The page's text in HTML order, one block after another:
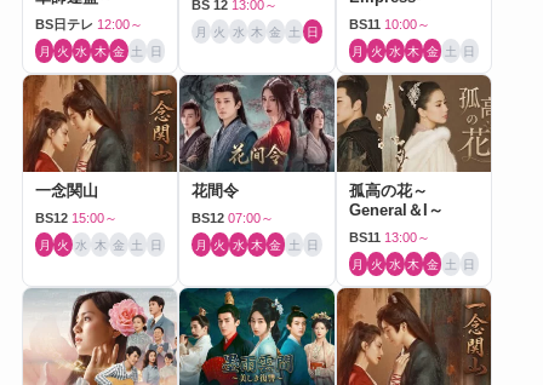
BS日テレ 12:00～
月 火 水 木 金 土 日
BS 12 13:00～
月 火 水 木 金 土 日 BS11 10:00～
月 火 水 木 金 土 日
一念関山
BS12 15:00～
月 火 水 木 金 土 日
花間令
BS12 07:00～
月 火 水 木 金 土 日
孤高の花～
General＆I～
BS11 13:00～
月 火 水 木 金 土 日